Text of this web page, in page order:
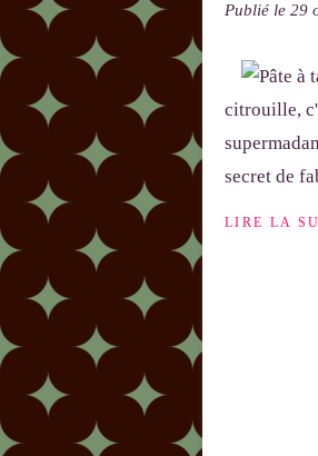
Publié le 29
citrouille,
secret de
LIRE LA